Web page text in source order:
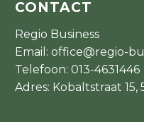
CONTACT
Regio Business
Email: office@regio-
Telefoon: 013-4631446
Adres: Kobaltstraat 15,